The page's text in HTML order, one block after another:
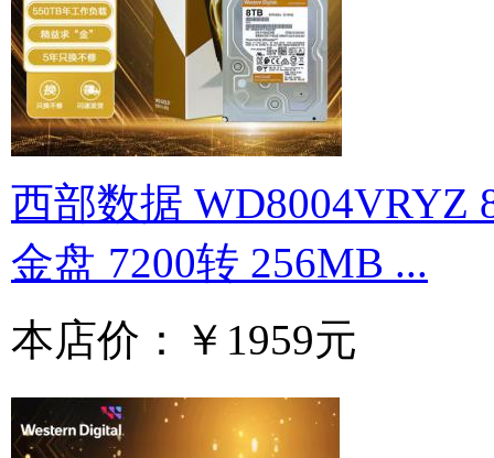
西部数据 WD8004VRYZ
金盘 7200转 256MB ...
本店价：
￥1959元